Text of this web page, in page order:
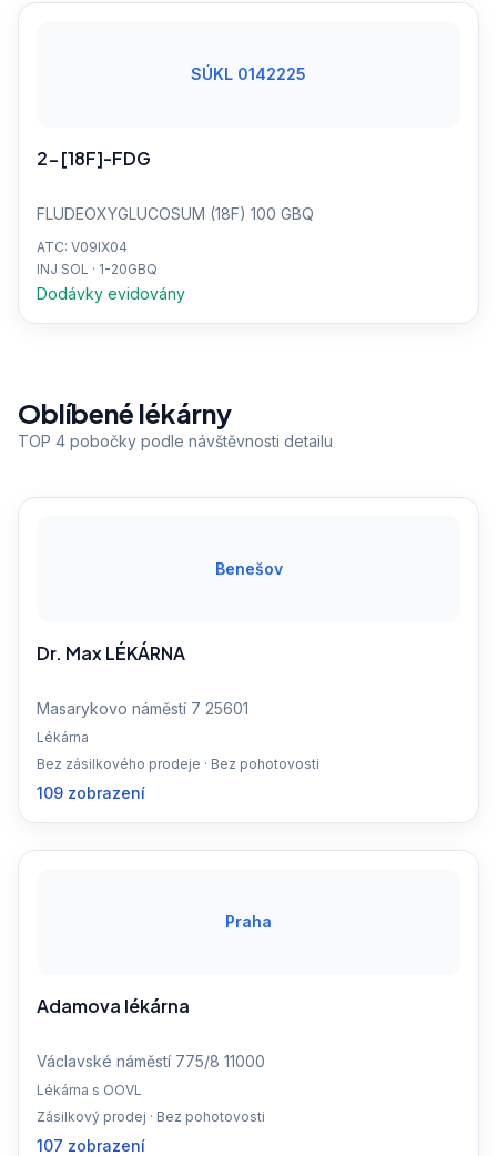
SÚKL 0142225
2-[18F]-FDG
FLUDEOXYGLUCOSUM (18F) 100 GBQ
ATC: V09IX04
INJ SOL · 1-20GBQ
Dodávky evidovány
Oblíbené lékárny
TOP 4 pobočky podle návštěvnosti detailu
Benešov
Dr. Max LÉKÁRNA
Masarykovo náměstí 7 25601
Lékárna
Bez zásilkového prodeje · Bez pohotovosti
109 zobrazení
Praha
Adamova lékárna
Václavské náměstí 775/8 11000
Lékárna s OOVL
Zásilkový prodej · Bez pohotovosti
107 zobrazení